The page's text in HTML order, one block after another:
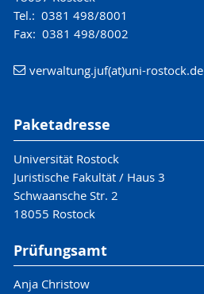
Tel.: 0381 498/8001
Fax: 0381 498/8002
verwaltung.juf(at)uni-rostock.de
Paketadresse
Universität Rostock
Juristische Fakultät / Haus 3
Schwaansche Str. 2
18055 Rostock
Prüfungsamt
Anja Christow